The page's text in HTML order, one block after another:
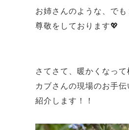
お姉さんのような、で
尊敬をしております💖
さてさて、暖かくなっ
カブさんの現場のお手
紹介します！！